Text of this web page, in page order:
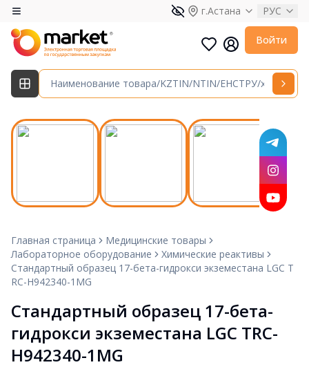
г.Астана РУС
Войти
Главная страница
Медицинские товары
Лабораторное оборудование
Химические реактивы
Стандартный образец 17-бета-гидрокси экземестана LGC T
RC-H942340-1MG
Стандартный образец 17-бета-
гидрокси экземестана LGC TRC-
H942340-1MG